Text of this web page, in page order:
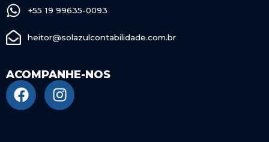
+55 19 99635-0093
heitor@solazulcontabilidade.com.br
ACOMPANHE-NOS
F
a
I
n